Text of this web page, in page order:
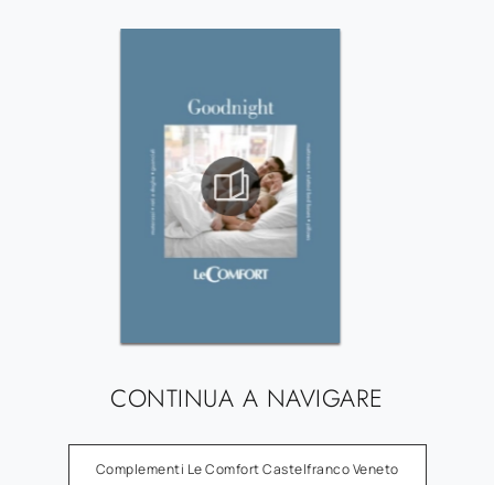
CONTINUA A NAVIGARE
Complementi Le Comfort Castelfranco Veneto